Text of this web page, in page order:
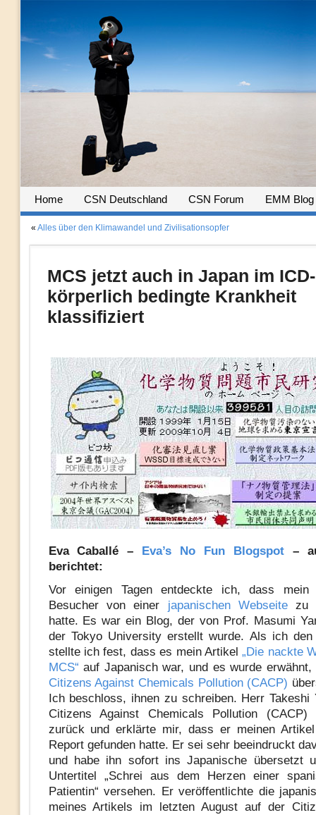
Home CSN Deutschland CSN Forum EMM Blog
« Alles über den Klimawandel und Zivilisationsopfer
MCS jetzt auch in Japan im
körperlich bedingte Krankheit
klassifiziert
Eva Caballé – Eva’s No Fun Blogspot–
berichtet:
Vor einigen Tagen entdeckte ich, dass mein
Besucher von einer japanischen Webseitezu
hatte. Es war ein Blog, der von Prof. Masumi
der Tokyo University erstellt wurde. Als ich
stellte ich fest, dass es mein Artikel„Die nackte
MCS“ auf Japanisch war, und es wurde
Citizens Against Chemicals Pollution (CACP)
Ich beschloss, ihnen zu schreiben. Herr Takeshi
Citizens Against Chemicals Pollution (CACP)
zurück und erklärte mir, dass er meinen
Report gefunden hatte. Er sei sehr beeindruckt
und habe ihn sofort ins Japanische übersetzt
Untertitel „Schrei aus dem Herzen einer
Patientin“ versehen. Er veröffentlichte die
meines Artikels im letzten August auf der